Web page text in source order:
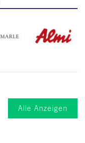
Alle Anzeigen